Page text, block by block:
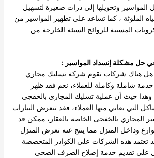
المواسير وتحويلها إلى ذرات صغيرة لتسهيل
الملوثة ، كما تساعد على تطهير المواسير من
المسببة للروائح السيئة الخارجة من
حل مشكلة إنسداد المواسير :
هل هناك شركات تقوم شركة تسليك مجاري
شاملة وكاملة للعملاء، نعم فقد ظهر
حيث أن عملية تسليك المجاري بالخفجى
التي يعاني منها العملاء، فقد تتعرض البيارات
المجاري بالخفجى الخاصة بالعقار، ممكن قد
وداخل المنزل مما ينتج عنه تعرض المنزل
تعتمد هذه الشركات على الكوادر المتخصصة
على تقديم خدمة إصلاح الصرف الصحي